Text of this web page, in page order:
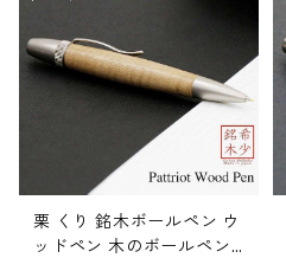
栗 くり 銘木ボールペン ウ
ッドペン 木のボールペン